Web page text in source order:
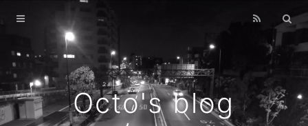
Octo's blog
Home
Archives